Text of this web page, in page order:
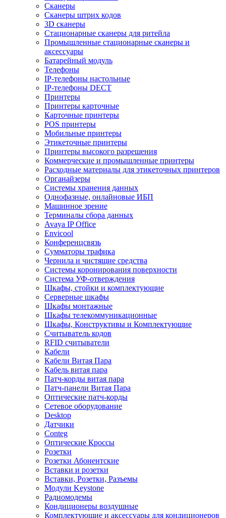
Сканеры
Сканеры штрих кодов
3D сканеры
Стационарные сканеры для ритейла
Промышленные стационарные сканеры и
аксессуары
Батарейный модуль
Телефоны
IP-телефоны настольные
IP-телефоны DECT
Принтеры
Принтеры карточные
Карточные принтеры
POS принтеры
Мобильные принтеры
Этикеточные принтеры
Принтеры высокого разрешения
Коммерческие и промышленные принтеры
Расходные материалы для этикеточных принтеров
Органайзеры
Системы хранения данных
Однофазные, онлайновые ИБП
Машинное зрение
Терминалы сбора данных
Avaya IP Office
Envicool
Конференцсвязь
Сумматоры трафика
Чернила и чистящие средства
Системы коронирования поверхности
Cистема УФ-отверждения
Шкафы, стойки и комплектующие
Серверные шкафы
Шкафы монтажные
Шкафы телекоммуникационные
Шкафы, Конструктивы и Комплектующие
Считыватель кодов
RFID считыватели
Кабели
Кабели Витая Пара
Кабель витая пара
Патч-корды витая пара
Патч-панели Витая Пара
Оптические патч-корды
Сетевое оборудование
Desktop
Датчики
Conteg
Оптические Кроссы
Розетки
Розетки Абонентские
Вставки и розетки
Вставки, Розетки, Разъемы
Модули Keystone
Радиомодемы
Кондиционеры воздушные
Комплектующие и аксессуары для кондиционеров